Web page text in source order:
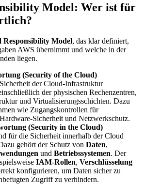
Model: Wer ist für
Responsibility Model, das klar definiert,
AWS übernimmt und welche in der
liegen.
(Security of the Cloud)
der Cloud-Infrastruktur
der physischen Rechenzentren,
und Virtualisierungsschichten. Dazu
wie Zugangskontrollen für
Sicherheit und Netzwerkschutz.
(Security in the Cloud)
für die Sicherheit innerhalb der Cloud
gehört der Schutz von Daten,
und Betriebssystemen. Der
IAM-Rollen, Verschlüsselung
konfigurieren, um Daten sicher zu
Zugriff zu verhindern.